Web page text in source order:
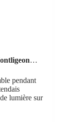
…
pendant
lumière sur